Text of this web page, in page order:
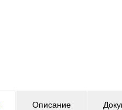
Описание